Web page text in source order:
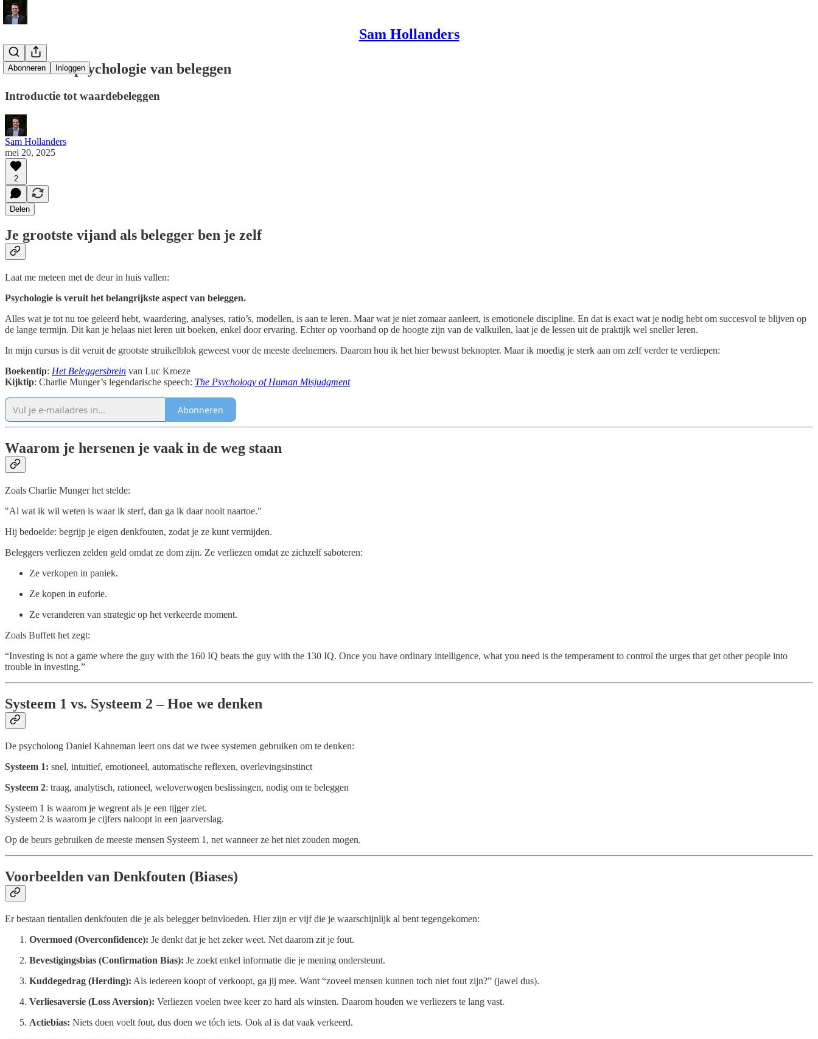
Sam Hollanders
Abonneren Inloggen
Les 13: De psychologie van beleggen
Introductie tot waardebeleggen
Sam Hollanders
mei 20, 2025
2
Delen
Je grootste vijand als belegger ben je zelf
Laat me meteen met de deur in huis vallen:
Psychologie is veruit het belangrijkste aspect van beleggen.
Alles wat je tot nu toe geleerd hebt, waardering, analyses, ratio’s, modellen, is aan te leren. Maar wat je niet zomaar aanleert, is emotionele discipline. En dat is exact wat je nodig hebt om succesvol te blijven op
de lange termijn. Dit kan je helaas niet leren uit boeken, enkel door ervaring. Echter op voorhand op de hoogte zijn van de valkuilen, laat je de lessen uit de praktijk wel sneller leren.
In mijn cursus is dit veruit de grootste struikelblok geweest voor de meeste deelnemers. Daarom hou ik het hier bewust beknopter. Maar ik moedig je sterk aan om zelf verder te verdiepen:
Boekentip: Het Beleggersbrein van Luc Kroeze
Kijktip: Charlie Munger’s legendarische speech: The Psychology of Human Misjudgment
Abonneren
Waarom je hersenen je vaak in de weg staan
Zoals Charlie Munger het stelde:
"Al wat ik wil weten is waar ik sterf, dan ga ik daar nooit naartoe."
Hij bedoelde: begrijp je eigen denkfouten, zodat je ze kunt vermijden.
Beleggers verliezen zelden geld omdat ze dom zijn. Ze verliezen omdat ze zichzelf saboteren:
Ze verkopen in paniek.
Ze kopen in euforie.
Ze veranderen van strategie op het verkeerde moment.
Zoals Buffett het zegt:
“Investing is not a game where the guy with the 160 IQ beats the guy with the 130 IQ. Once you have ordinary intelligence, what you need is the temperament to control the urges that get other people into
trouble in investing.”
Systeem 1 vs. Systeem 2 – Hoe we denken
De psycholoog Daniel Kahneman leert ons dat we twee systemen gebruiken om te denken:
Systeem 1: snel, intuïtief, emotioneel, automatische reflexen, overlevingsinstinct
Systeem 2: traag, analytisch, rationeel, weloverwogen beslissingen, nodig om te beleggen
Systeem 1 is waarom je wegrent als je een tijger ziet.
Systeem 2 is waarom je cijfers naloopt in een jaarverslag.
Op de beurs gebruiken de meeste mensen Systeem 1, net wanneer ze het niet zouden mogen.
Voorbeelden van Denkfouten (Biases)
Er bestaan tientallen denkfouten die je als belegger beïnvloeden. Hier zijn er vijf die je waarschijnlijk al bent tegengekomen:
Overmoed (Overconfidence): Je denkt dat je het zeker weet. Net daarom zit je fout.
Bevestigingsbias (Confirmation Bias): Je zoekt enkel informatie die je mening ondersteunt.
Kuddegedrag (Herding): Als iedereen koopt of verkoopt, ga jij mee. Want “zoveel mensen kunnen toch niet fout zijn?” (jawel dus).
Verliesaversie (Loss Aversion): Verliezen voelen twee keer zo hard als winsten. Daarom houden we verliezers te lang vast.
Actiebias: Niets doen voelt fout, dus doen we tóch iets. Ook al is dat vaak verkeerd.